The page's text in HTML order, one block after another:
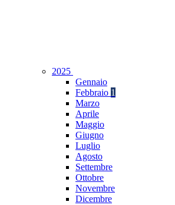
2025
Gennaio
Febbraio 1
Marzo
Aprile
Maggio
Giugno
Luglio
Agosto
Settembre
Ottobre
Novembre
Dicembre